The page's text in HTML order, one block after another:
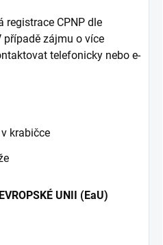
registrace CPNP dle
případě zájmu o více
telefonicky nebo e-
krabičce
UNII (EaU)